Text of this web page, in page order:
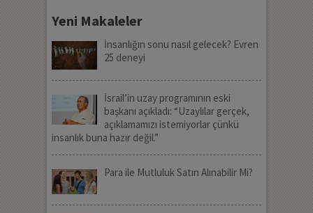
Yeni Makaleler
İnsanlığın sonu nasıl gelecek? Evren
25 deneyi
İsrail’in uzay programının eski
başkanı açıkladı: “Uzaylılar gerçek,
açıklamamızı istemiyorlar çünkü
insanlık buna hazır değil.”
Para ile Mutluluk Satın Alınabilir Mi?